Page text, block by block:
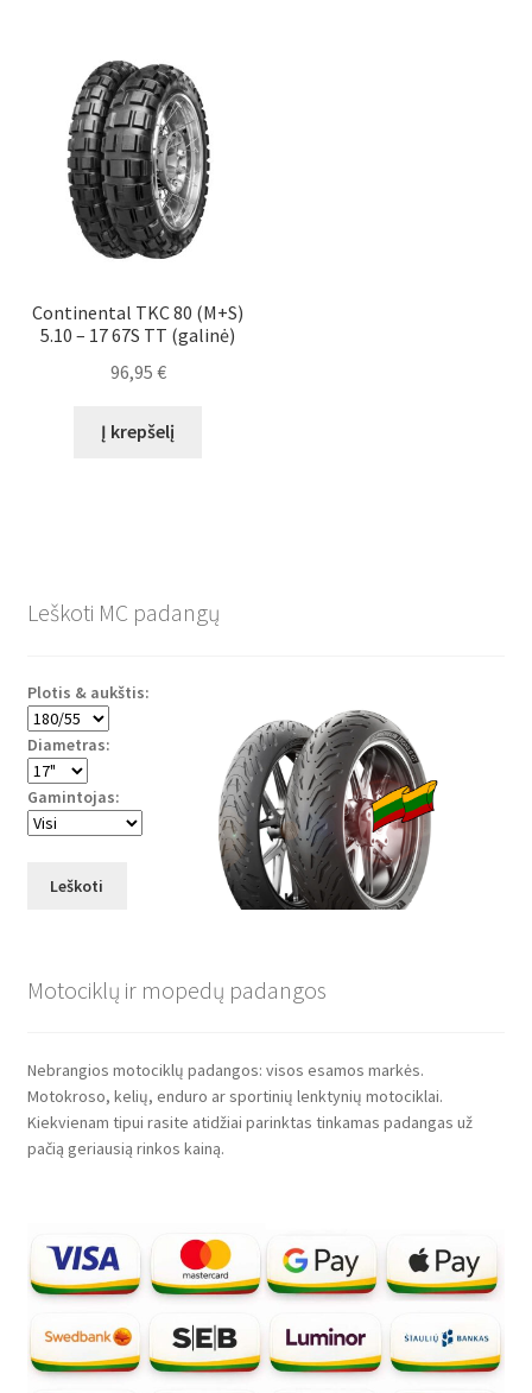
Continental TKC 80 (M+S)
5.10 – 17 67S TT (galinė)
96,95 €
Į krepšelį
Leškoti MC padangų
Plotis & aukštis:
Diametras:
Gamintojas:
Leškoti
Motociklų ir mopedų padangos
Nebrangios motociklų padangos: visos esamos markės.
Motokroso, kelių, enduro ar sportinių lenktynių motociklai.
Kiekvienam tipui rasite atidžiai parinktas tinkamas padangas už
pačią geriausią rinkos kainą.